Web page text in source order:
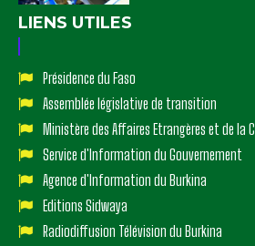
LIENS UTILES
Présidence du Faso
Assemblée législative de transition
Ministère des Affaires Etrangères et de la
Service d'Information du Gouvernement
Agence d'Information du Burkina
Editions Sidwaya
Radiodiffusion Télévision du Burkina